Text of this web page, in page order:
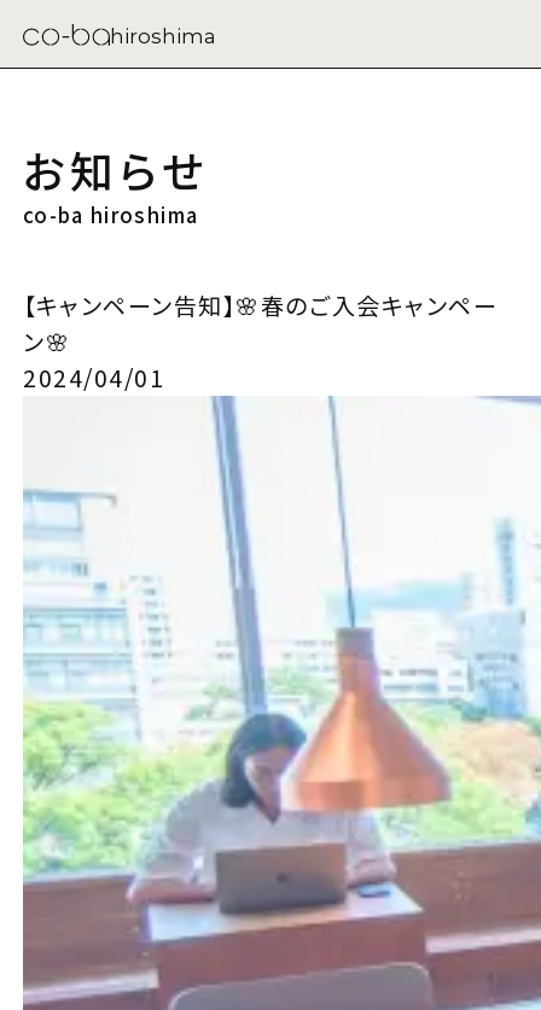
hiroshima
お知らせ
co-ba hiroshima
【キャンペーン告知】🌸春のご入会キャンペー
ン🌸
2024/04/01